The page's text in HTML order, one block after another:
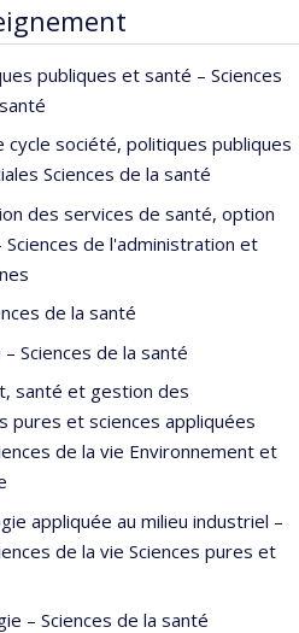
des compétences à
du Québec (INSPQ) ainsi que
et continue en
et les partenaires du réseau
agregée de clinique au
et préventive, responsable
l'École de santé publique de
en santé publique, elle a
de la gestion de projets, de
de la santé. Elle a touché les
le contrôle du tabagisme
efficaces en milieu défavorisé,
la promotion de l’activité
alimentaires, la prévention des
prévention et contrôle des
’évaluation d’impact
publiques et santé – Sciences
société, politiques publiques
Sciences de la santé
des services de santé, option
de l'administration et
de la santé
Sciences de la santé
santé et gestion des
pures et sciences appliquées
de la vie Environnement et
appliquée au milieu industriel –
de la vie Sciences pures et
– Sciences de la santé